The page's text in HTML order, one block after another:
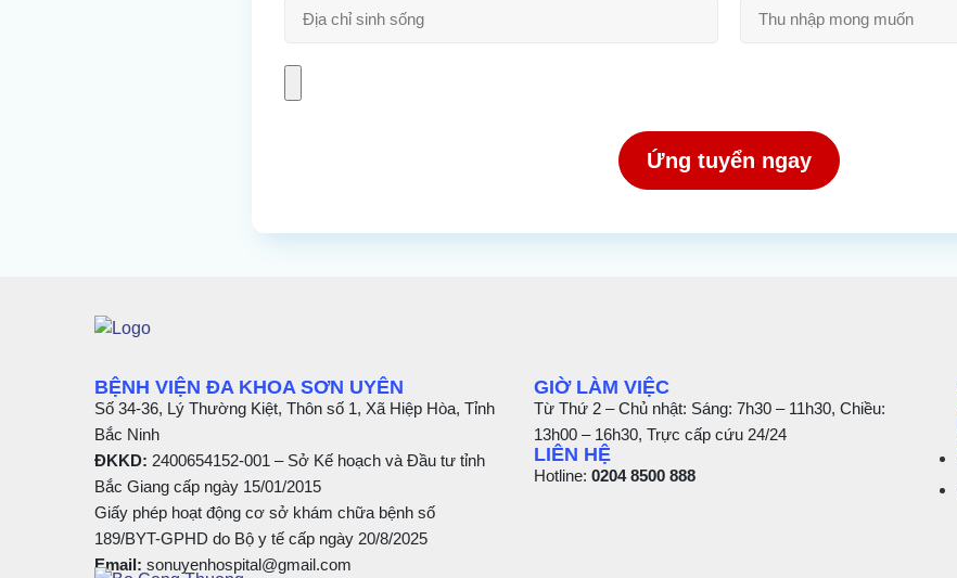
Ứng tuyển ngay
BỆNH VIỆN ĐA KHOA SƠN UYÊN
Số 34-36, Lý Thường Kiệt, Thôn số 1, Xã Hiệp Hòa, Tỉnh
Bắc Ninh
ĐKKD: 2400654152-001 – Sở Kế hoạch và Đầu tư tỉnh
Bắc Giang cấp ngày 15/01/2015
Giấy phép hoạt động cơ sở khám chữa bệnh số
189/BYT-GPHD do Bộ y tế cấp ngày 20/8/2025
Email: sonuyenhospital@gmail.com
GIỜ LÀM VIỆC
Từ Thứ 2 – Chủ nhật: Sáng: 7h30 – 11h30, Chiều:
13h00 – 16h30, Trực cấp cứu 24/24
LIÊN HỆ
Hotline: 0204 8500 888